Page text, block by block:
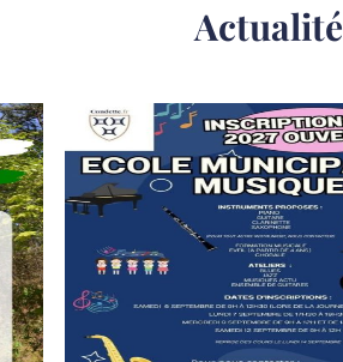
Actualité